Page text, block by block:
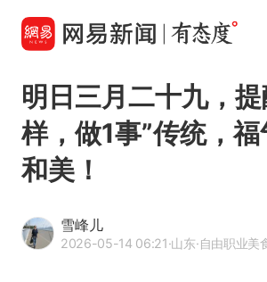
明日三月二十九，
样，做1事”传统，
和美！
雪峰儿
2026-05-14 06:21·山东·自由职业美